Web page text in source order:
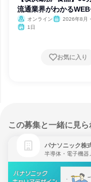
流通業界がわかる
オンライン
2026年8月
1日
お気に入り
この募集と一緒に見
パナソニック株
半導体・電子機器